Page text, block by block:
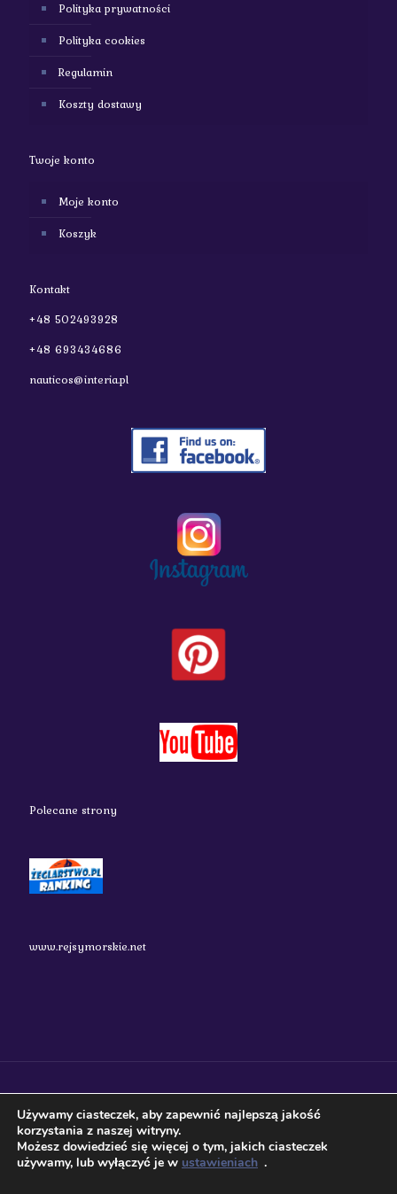
Polityka prywatności
Polityka cookies
Regulamin
Koszty dostawy
Twoje konto
Moje konto
Koszyk
Kontakt
+48 502493928
+48 693434686
nauticos@interia.pl
Polecane strony
www.rejsymorskie.net
nauticos.pl 2018 Wszystkie prawa zastrzeżone.
Używamy ciasteczek, aby zapewnić najlepszą jakość
korzystania z naszej witryny.
Możesz dowiedzieć się więcej o tym, jakich ciasteczek
używamy, lub wyłączyć je w ustawieniach .